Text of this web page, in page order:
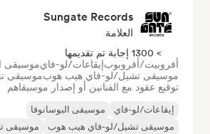
Sungate Records
العلامة
> 1300 إجابة تم تقديمها
أفروبيت/أفروبوبإيقاعات/لو-فايموسيقى
موسيقى تشيل/لو-فاي هيب هوبموسيقى
توقيع عقود مع الفنانين أو إصدار موسيقاهم
إيقاعات/لو-فاي
موسيقى البوسانوفا
موسيقى تشيل/لو-فاي هيب هوب
موسيقى